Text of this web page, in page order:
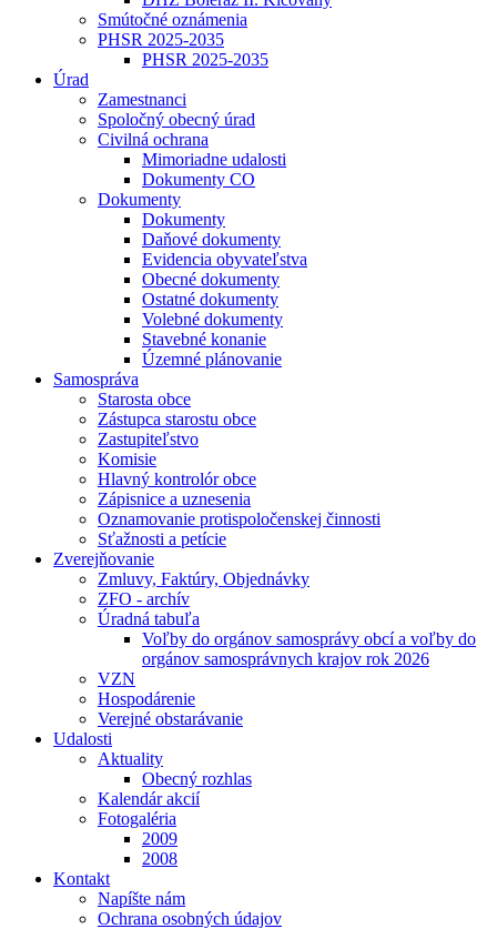
Smútočné oznámenia
PHSR 2025-2035
PHSR 2025-2035
Úrad
Zamestnanci
Spoločný obecný úrad
Civilná ochrana
Mimoriadne udalosti
Dokumenty CO
Dokumenty
Dokumenty
Daňové dokumenty
Evidencia obyvateľstva
Obecné dokumenty
Ostatné dokumenty
Volebné dokumenty
Stavebné konanie
Územné plánovanie
Samospráva
Starosta obce
Zástupca starostu obce
Zastupiteľstvo
Komisie
Hlavný kontrolór obce
Zápisnice a uznesenia
Oznamovanie protispoločenskej činnosti
Sťažnosti a petície
Zverejňovanie
Zmluvy, Faktúry, Objednávky
ZFO - archív
Úradná tabuľa
Voľby do orgánov samosprávy obcí a voľby do
orgánov samosprávnych krajov rok 2026
VZN
Hospodárenie
Verejné obstarávanie
Udalosti
Aktuality
Obecný rozhlas
Kalendár akcií
Fotogaléria
2009
2008
Kontakt
Napíšte nám
Ochrana osobných údajov